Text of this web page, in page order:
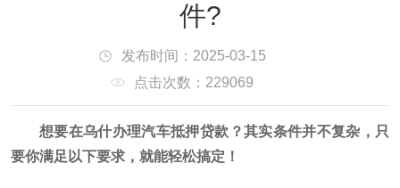
件?
发布时间：2025-03-15
点击次数：229069
想要在乌什办理汽车抵押贷款？其实条件并不复杂，只
要你满足以下要求，就能轻松搞定！